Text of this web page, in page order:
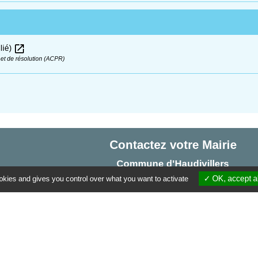
open_in_new
de résolution (ACPR)
Contactez votre Mairie
Commune d'Haudivillers
5, rue de l'Église
60510 Haudivillers - FRANCE
and gives you control over what you want to activate OK, accept all